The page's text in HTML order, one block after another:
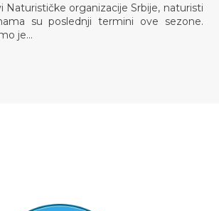
Naturističke organizacije Srbije, naturisti
su poslednji termini ove sezone.
je…